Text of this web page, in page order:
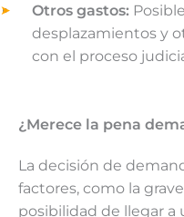
Otros gastos:
desplazamientos y
con el proceso
¿Merece la pena
La decisión de
factores, como la
posibilidad de llegar a